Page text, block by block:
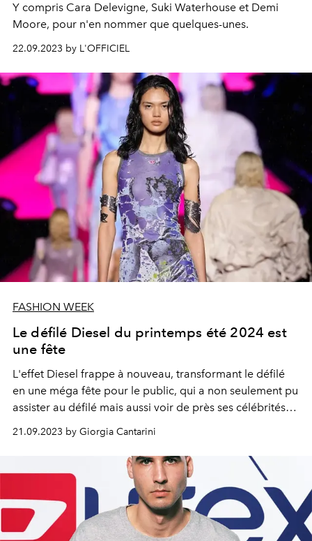
Y compris Cara Delevigne, Suki Waterhouse et Demi
Moore, pour n'en nommer que quelques-unes.
22.09.2023 by L'OFFICIEL
FASHION WEEK
Le défilé Diesel du printemps été 2024 est
une fête
L'effet Diesel frappe à nouveau, transformant le défilé
en une méga fête pour le public, qui a non seulement pu
assister au défilé mais aussi voir de près ses célébrités
21.09.2023 by Giorgia Cantarini